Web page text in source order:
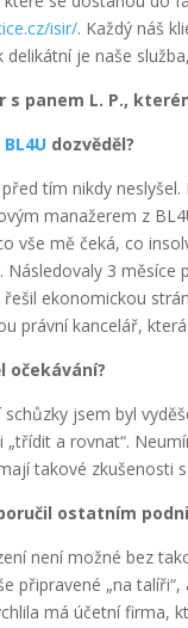
isir/. Každý náš
delikátní je naše
s panem L. P.,
BL4U dozvěděl?
tím nikdy
manažerem z
vše mě čeká, co
Následovaly 3 měsíce
ekonomickou
právní kancelář,
očekávání?
schůzky jsem byl
„třídit a rovnat“.
takové zkušenosti
ostatním
není možné bez
připravené „na
má účetní firma,